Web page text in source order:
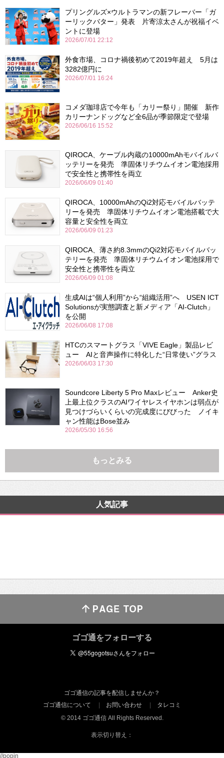
プリングルズ×ウルトラマンの新フレーバー「ガ
ーリックバター」発表 片寄涼太さんが祝福イベ
ントに登場
2026/07/01 22:12
外食市場、コロナ禍後初めて2019年超え 5月は
3282億円に
2026/07/01 16:24
コメダ珈琲店で今年も「カリー祭り」開催 新作
カリーナンドッグなど全6品が季節限定で登場
2026/06/16 15:52
QIROCA、ケーブル内蔵の10000mAhモバイルバ
ッテリーを発売 準固体リチウムイオン電池採用
で安全性と携帯性を両立
2026/06/09 01:40
QIROCA、10000mAhのQi2対応モバイルバッテ
リーを発売 準固体リチウムイオン電池搭載で大
容量と安全性を両立
2026/06/09 01:23
QIROCA、薄さ約8.3mmのQi2対応モバイルバッ
テリーを発売 準固体リチウムイオン電池採用で
安全性と携帯性を両立
2026/06/09 01:08
生成AIは“個人利用”から“組織活用”へ USEN ICT
Solutionsが実態調査と新メディア「AI-Clutch」
を公開
2026/06/08 17:08
HTCのスマートグラス「VIVE Eagle」製品レビ
ュー AIと音声操作に特化した“日常使い”グラス
2026/06/03 17:30
Soundcore Liberty 5 Pro Maxレビュー Anker史
上最上位クラスのAIワイヤレスイヤホンは弱点が
見つけづらいくらいの完成度にびびった ノイキ
ャン性能はBose並み
2026/05/30 16:56
もっとみる
人気記事
ゴゴ通をフォローする
ゴゴ通信の記事を配信しませんか？
ゴゴ通信について
お問い合わせ
タレコミ
© 2014 ゴゴ通信 All Rights Reserved.
表示切り替え：
//popin